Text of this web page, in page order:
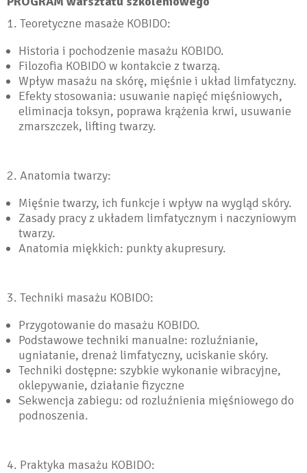
1. Teoretyczne masaże KOBIDO:
Historia i pochodzenie masażu KOBIDO.
Filozofia KOBIDO w kontakcie z twarzą.
Wpływ masażu na skórę, mięśnie i układ limfatyczny.
Efekty stosowania: usuwanie napięć mięśniowych,
eliminacja toksyn, poprawa krążenia krwi, usuwanie
zmarszczek, lifting twarzy.
2. Anatomia twarzy:
Mięśnie twarzy, ich funkcje i wpływ na wygląd skóry.
Zasady pracy z układem limfatycznym i naczyniowym
twarzy.
Anatomia miękkich: punkty akupresury.
3. Techniki masażu KOBIDO:
Przygotowanie do masażu KOBIDO.
Podstawowe techniki manualne: rozluźnianie,
ugniatanie, drenaż limfatyczny, uciskanie skóry.
Techniki dostępne: szybkie wykonanie wibracyjne,
oklepywanie, działanie fizyczne
Sekwencja zabiegu: od rozluźnienia mięśniowego do
podnoszenia.
4. Praktyka masażu KOBIDO: